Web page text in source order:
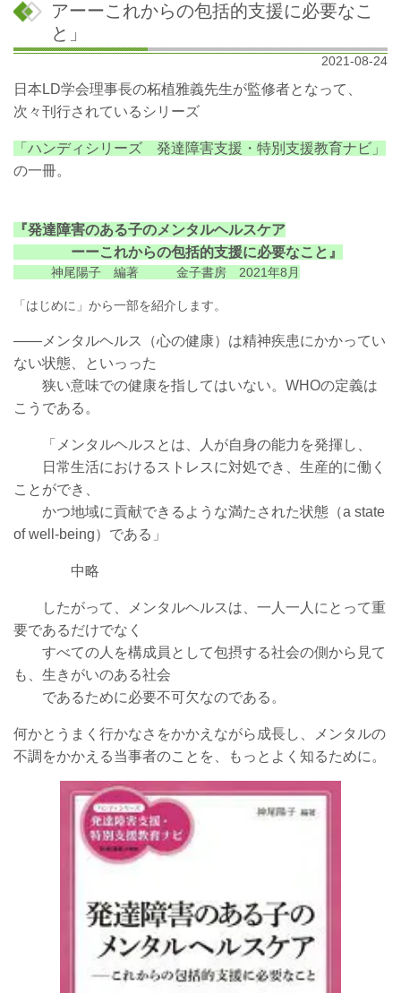
アーーこれからの包括的支援に必要なこ
と」
2021-08-24
日本LD学会理事長の柘植雅義先生が監修者となって、
次々刊行されているシリーズ
「ハンディシリーズ 発達障害支援・特別支援教育ナビ」
の一冊。
『発達障害のある子のメンタルヘルスケア
ーーこれからの包括的支援に必要なこと』
神尾陽子 編著 金子書房 2021年8月
「はじめに」から一部を紹介します。
――メンタルヘルス（心の健康）は精神疾患にかかってい
ない状態、といっった
狭い意味での健康を指してはいない。WHOの定義は
こうである。
「メンタルヘルスとは、人が自身の能力を発揮し、
日常生活におけるストレスに対処でき、生産的に働く
ことができ、
かつ地域に貢献できるような満たされた状態（a state
of well-being）である」
中略
したがって、メンタルヘルスは、一人一人にとって重
要であるだけでなく
すべての人を構成員として包摂する社会の側から見て
も、生きがいのある社会
であるために必要不可欠なのである。
何かとうまく行かなさをかかえながら成長し、メンタルの
不調をかかえる当事者のことを、もっとよく知るために。